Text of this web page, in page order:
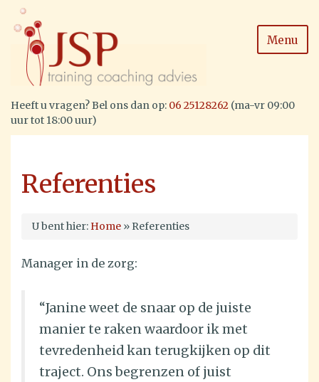
Menu
Heeft u vragen? Bel ons dan op: 06 25128262 (ma-vr 09:00
uur tot 18:00 uur)
Referenties
U bent hier: Home » Referenties
Manager in de zorg:
“Janine weet de snaar op de juiste
manier te raken waardoor ik met
tevredenheid kan terugkijken op dit
traject. Ons begrenzen of juist